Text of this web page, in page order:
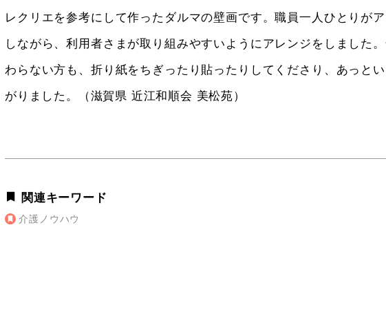
レクリエを参考にして作ったダルマの壁画です。職員一人ひとりが
しながら、利用者さまが取り組みやすいようにアレンジをしました
わらない方も、折り紙をちぎったり貼ったりしてくださり、あっと
がりました。（滋賀県 近江和順会 美松苑）
関連キーワード
介護ノウハウ